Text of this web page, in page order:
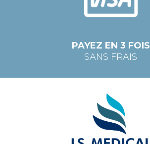
PAYEZ EN 3 FOIS
SANS FRAIS